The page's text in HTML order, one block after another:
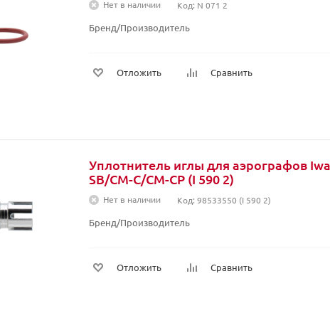
Нет в наличии Код: N 071 2
Бренд/Производитель
Отложить Сравнить
Уплотнитель иглы для аэрографов
SB/CM-C/CM-CP (I 590 2)
Нет в наличии Код: 98533550 (I 590 2)
Бренд/Производитель
Отложить Сравнить